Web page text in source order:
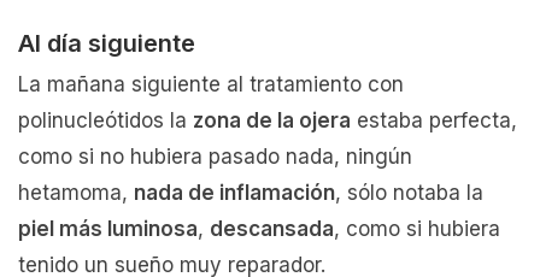
Al día siguiente
La mañana siguiente al tratamiento con
polinucleótidos la zona de la ojera estaba perfecta,
como si no hubiera pasado nada, ningún
hetamoma, nada de inflamación, sólo notaba la
piel más luminosa, descansada, como si hubiera
tenido un sueño muy reparador.